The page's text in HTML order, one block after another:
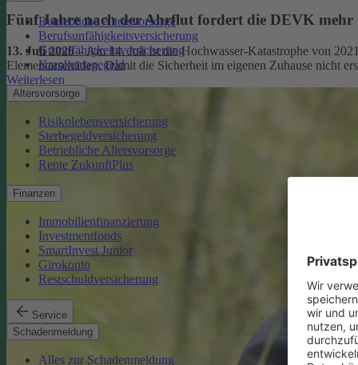
Betriebliche Altersvorsorge
Berufsunfähigkeitsversicherung
Grundfähigkeitsversicherung
Krankentagegeld
Altersvorsorge
Risikolebensversicherung
Sterbegeldversicherung
Betriebliche Altersvorsorge
Rente ZukunftPlus
Finanzen
Immobilienfinanzierung
Investmentfonds
SmartInvest Junior
Girokonto
Restschuldversicherung
Service
Schadenmeldung
Alles zur Schadenmeldung
Fünf Jahre nach der Ahrflut fordert die DEVK mehr
13. Juli 2026– Am 14. Juli ist die Hochwasser-Katastrophe von
Elementarschäden. Damit die Sicherheit im eigenen Zuhause nicht
Weiterlesen